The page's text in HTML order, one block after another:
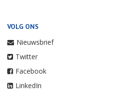
VOLG ONS
Nieuwsbrief
Twitter
Facebook
LinkedIn